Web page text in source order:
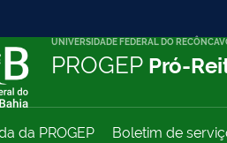
UNIVERSIDADE FEDERAL DO
PROGEP Pró-
da PROGEP Boletim de